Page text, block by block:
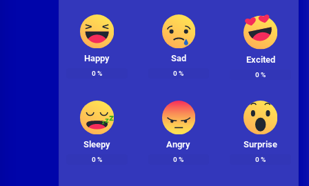
Happy
0%
Sad
0%
Excited
0%
Sleepy
0%
Angry
0%
Surprise
0%